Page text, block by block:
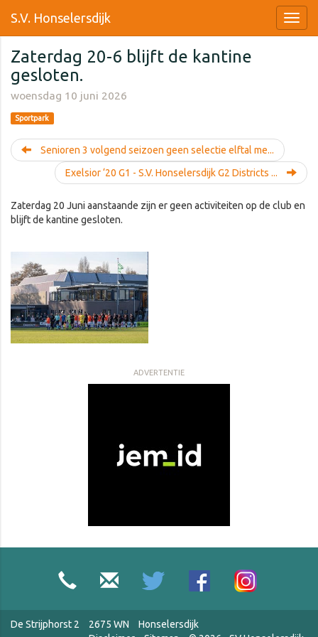
S.V. Honselersdijk
Zaterdag 20-6 blijft de kantine
gesloten.
woensdag 10 juni 2026
Sportpark
Senioren 3 volgend seizoen geen selectie elftal me...
Exelsior ‘20 G1 - S.V. Honselersdijk G2 Districts ...
Zaterdag 20 Juni aanstaande zijn er geen activiteiten op de club en
blijft de kantine gesloten.
ADVERTENTIE
De Strijphorst 2 2675 WN
Honselersdijk